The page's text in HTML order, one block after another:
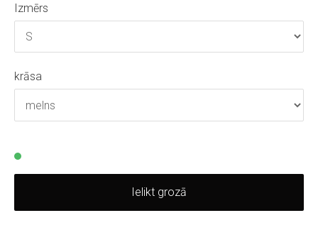
Izmērs
krāsa
Ielikt grozā